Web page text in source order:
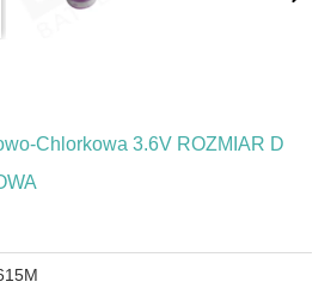
Chlorkowa 3.6V ROZMIAR D